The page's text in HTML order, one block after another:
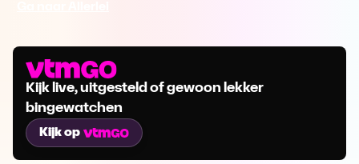
Kijk live, uitgesteld of gewoon lekker
bingewatchen
Kijk op